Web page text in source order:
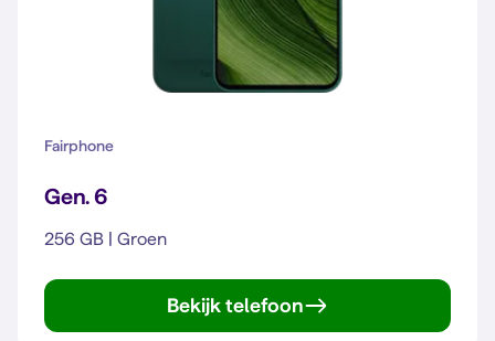
Fairphone
Gen. 6
256 GB | Groen
Bekijk telefoon